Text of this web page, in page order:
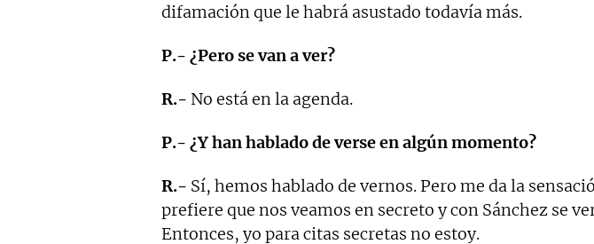
difamación que le habrá asustado todavía más.
P.- ¿Pero se van a ver?
R.- No está en la agenda.
P.- ¿Y han hablado de verse en algún momento?
R.- Sí, hemos hablado de vernos. Pero me da la
prefiere que nos veamos en secreto y con Sánchez se
Entonces, yo para citas secretas no estoy.